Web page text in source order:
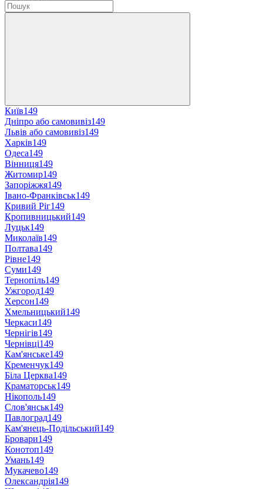
Київ149
Дніпро або самовивіз149
Львів або самовивіз149
Харків149
Одеса149
Вінниця149
Житомир149
Запоріжжя149
Івано-Франківськ149
Кривий Ріг149
Кропивницький149
Луцьк149
Миколаїв149
Полтава149
Рівне149
Суми149
Тернопіль149
Ужгород149
Херсон149
Хмельницький149
Черкаси149
Чернігів149
Чернівці149
Кам'янське149
Кременчук149
Біла Церква149
Краматорськ149
Нікополь149
Слов'янськ149
Павлоград149
Кам'янець-Подільський149
Бровари149
Конотоп149
Умань149
Мукачево149
Олександрія149